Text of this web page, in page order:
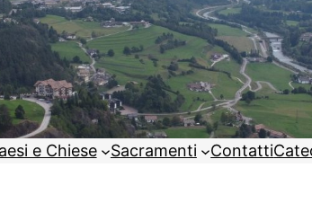
e Chiese Sacramenti Contatti